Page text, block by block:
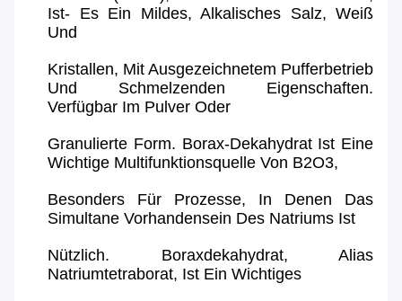
Ist- Es Ein Mildes, Alkalisches Salz, Weiß
Und
Kristallen, Mit Ausgezeichnetem Pufferbetrieb
Und Schmelzenden Eigenschaften.
Verfügbar Im Pulver Oder
Granulierte Form. Borax-Dekahydrat Ist Eine
Wichtige Multifunktionsquelle Von B2O3,
Besonders Für Prozesse, In Denen Das
Simultane Vorhandensein Des Natriums Ist
Nützlich. Boraxdekahydrat, Alias
Natriumtetraborat, Ist Ein Wichtiges